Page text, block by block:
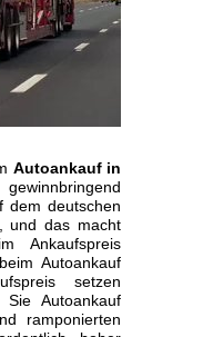
Autoankauf in
dem deutschen
und das macht
Ankaufspreis
Autoankauf
setzen
Autoankauf
ramponierten